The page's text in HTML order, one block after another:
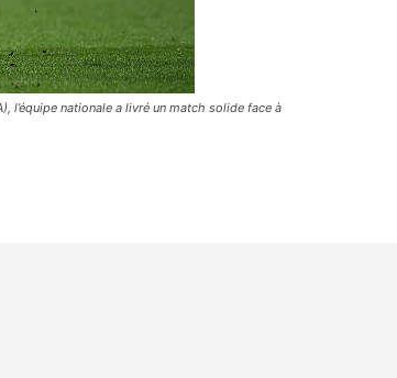
l’équipe nationale a livré un match solide face à